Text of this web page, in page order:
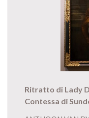
Ritratto di Lady
Contessa di